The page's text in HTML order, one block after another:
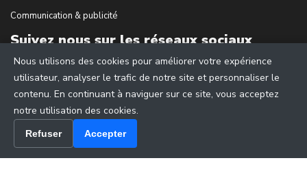
Communication & publicité
Suivez nous sur les réseaux sociaux
Nous utilisons des cookies pour améliorer votre expérience
utilisateur, analyser le trafic de notre site et personnaliser le
contenu. En continuant à naviguer sur ce site, vous acceptez
notre utilisation des cookies.
Refuser Accepter